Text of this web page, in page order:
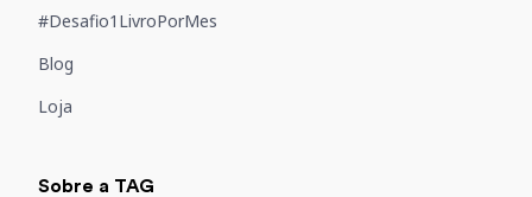
#Desafio1LivroPorMes
Blog
Loja
Sobre a TAG